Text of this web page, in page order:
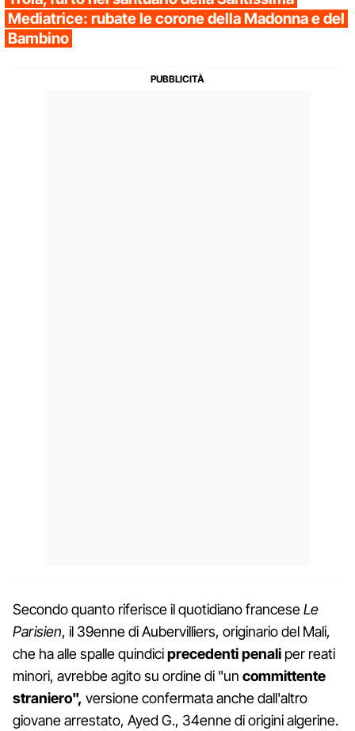
Mediatrice: rubate le corone della Madonna e del
Bambino
Secondo quanto riferisce il quotidiano franceseLe
Parisien, il 39enne di Aubervilliers, originario del Mali,
che ha alle spalle quindiciprecedenti penali per reati
minori, avrebbe agito su ordine di "un committente
straniero", versione confermata anche dall'altro
giovane arrestato, Ayed G., 34enne di origini algerine.